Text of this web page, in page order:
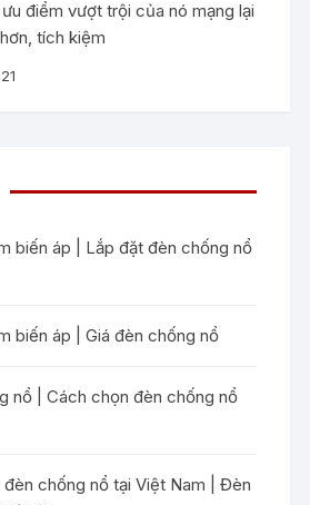
điểm vượt trội của nó mạng lại
tích kiệm
biến áp | Lắp đặt đèn chống nổ
biến áp | Giá đèn chống nổ
nổ | Cách chọn đèn chống nổ
đèn chống nổ tại Việt Nam | Đèn